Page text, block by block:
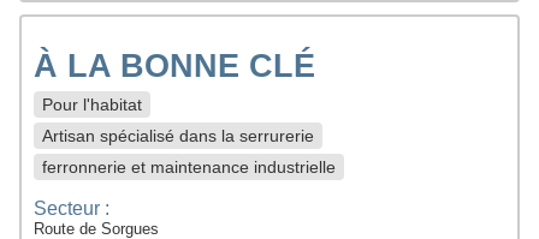
À LA BONNE CLÉ
Pour l'habitat
Artisan spécialisé dans la serrurerie
ferronnerie et maintenance industrielle
Secteur :
Route de Sorgues